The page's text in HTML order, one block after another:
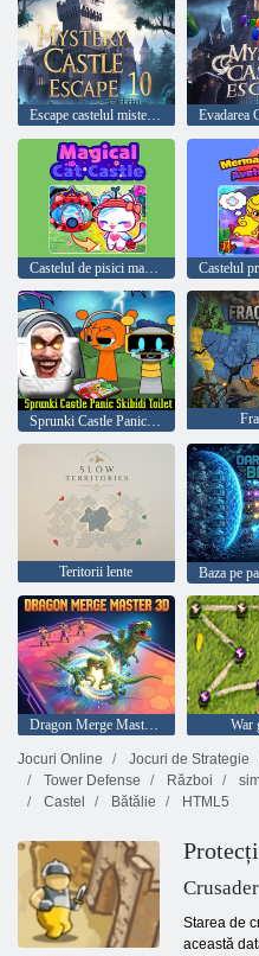
Escape castelul misterului 10
Castelul de pisici magice
Teritorii lente
Dragon Merge Master 3D War
Jocuri Online
Jocuri de Strategie
Tower Defense
Război
Castel
Bătălie HTML5
Starea de
această